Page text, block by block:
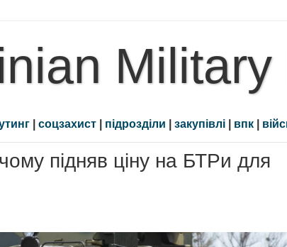
Military
| соцзахист | підрозділи | закупівлі | впк |
підняв ціну на БТРи для